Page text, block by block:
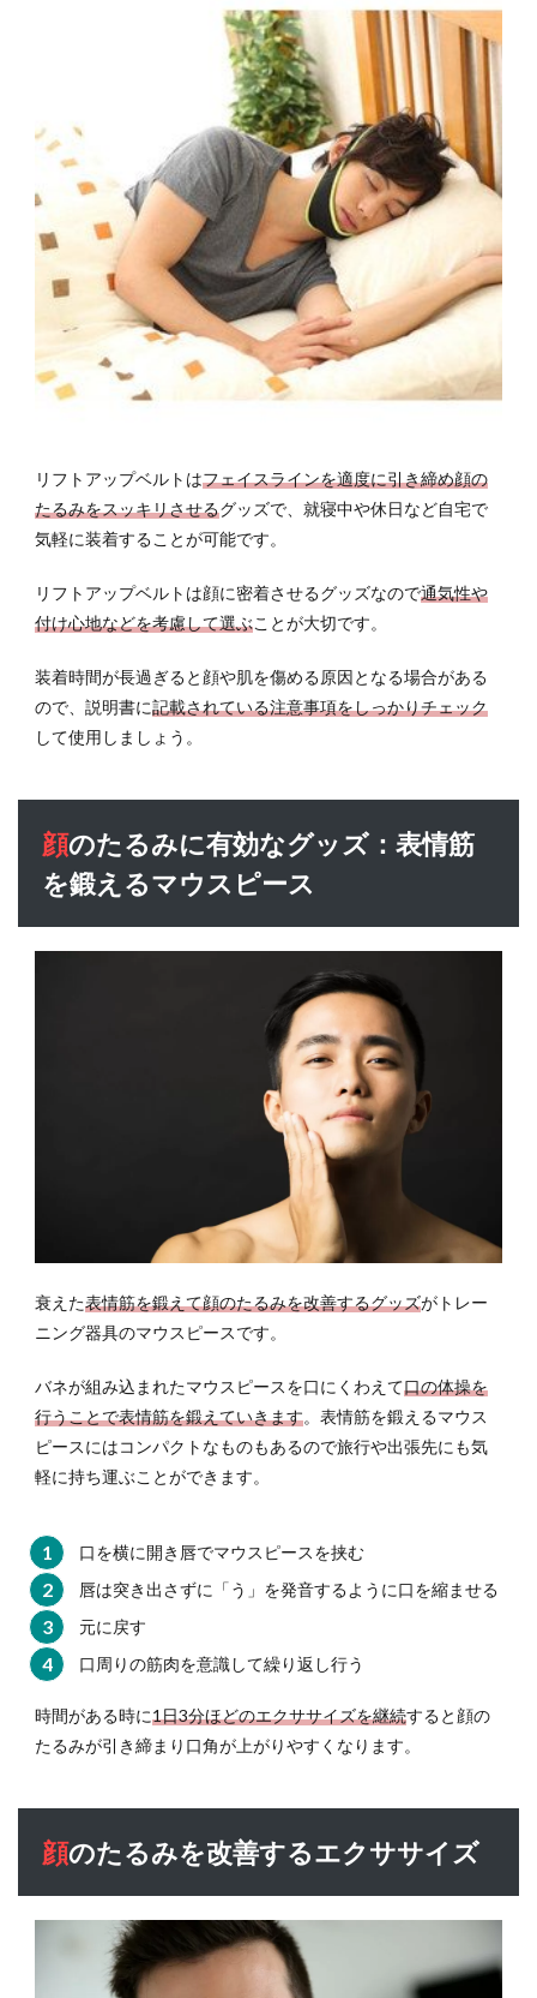
リフトアップベルトはフェイスラインを適度に引き締め顔の
たるみをスッキリさせるグッズで、就寝中や休日など自宅で
気軽に装着することが可能です。
リフトアップベルトは顔に密着させるグッズなので通気性や
付け心地などを考慮して選ぶことが大切です。
装着時間が長過ぎると顔や肌を傷める原因となる場合がある
ので、説明書に記載されている注意事項をしっかりチェック
して使用しましょう。
顔のたるみに有効なグッズ：表情筋
を鍛えるマウスピース
衰えた表情筋を鍛えて顔のたるみを改善するグッズがトレー
ニング器具のマウスピースです。
バネが組み込まれたマウスピースを口にくわえて口の体操を
行うことで表情筋を鍛えていきます。表情筋を鍛えるマウス
ピースにはコンパクトなものもあるので旅行や出張先にも気
軽に持ち運ぶことができます。
口を横に開き唇でマウスピースを挟む
唇は突き出さずに「う」を発音するように口を縮ませる
元に戻す
口周りの筋肉を意識して繰り返し行う
時間がある時に1日3分ほどのエクササイズを継続すると顔の
たるみが引き締まり口角が上がりやすくなります。
顔のたるみを改善するエクササイズ